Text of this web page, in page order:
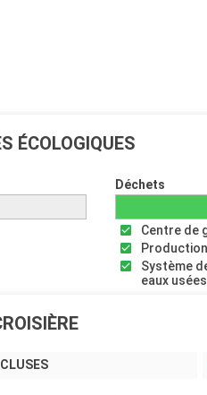
ÉCOLOGIQUES
Déchets
Centre de
Système
eaux usées